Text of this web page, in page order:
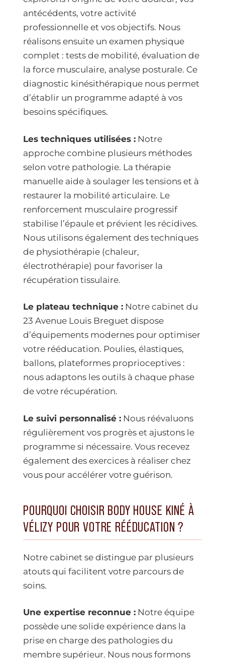
antécédents, votre activité
professionnelle et vos objectifs. Nous
réalisons ensuite un examen physique
complet : tests de mobilité, évaluation de
la force musculaire, analyse posturale. Ce
diagnostic kinésithérapique nous permet
d’établir un programme adapté à vos
besoins spécifiques.
Les techniques utilisées : Notre
approche combine plusieurs méthodes
selon votre pathologie. La thérapie
manuelle aide à soulager les tensions et à
restaurer la mobilité articulaire. Le
renforcement musculaire progressif
stabilise l’épaule et prévient les récidives.
Nous utilisons également des techniques
de physiothérapie (chaleur,
électrothérapie) pour favoriser la
récupération tissulaire.
Le plateau technique : Notre cabinet du
23 Avenue Louis Breguet dispose
d’équipements modernes pour optimiser
votre rééducation. Poulies, élastiques,
ballons, plateformes proprioceptives :
nous adaptons les outils à chaque phase
de votre récupération.
Le suivi personnalisé : Nous réévaluons
régulièrement vos progrès et ajustons le
programme si nécessaire. Vous recevez
également des exercices à réaliser chez
vous pour accélérer votre guérison.
POURQUOI CHOISIR BODY HOUSE KINÉ À
VÉLIZY POUR VOTRE RÉÉDUCATION ?
Notre cabinet se distingue par plusieurs
atouts qui facilitent votre parcours de
soins.
Une expertise reconnue : Notre équipe
possède une solide expérience dans la
prise en charge des pathologies du
membre supérieur. Nous nous formons